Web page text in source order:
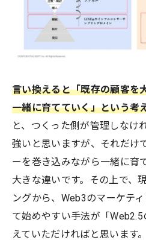
言い換えると「既存の顧客を
一緒に育てていく」という考
と、つくった側が管理しなけ
強いと思いますが、それだけ
ーを巻き込みながら一緒に育
大きな違いです。その上で、
ングから、Web3のマーケテ
て始めやすい手法が「
えていただければと思います。